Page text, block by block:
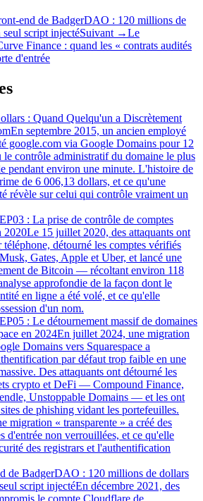
end de BadgerDAO : 120 millions de
seul script injectéSuivant →Le
Finance : quand les « contrats audités
d'entrée
: Quand Quelqu'un a Discrètement
En septembre 2015, un ancien employé
google.com via Google Domains pour 12
le contrôle administratif du domaine le plus
pendant environ une minute. L'histoire de
de 6 006,13 dollars, et ce qu'une
révèle sur celui qui contrôle vraiment un
: La prise de contrôle de comptes
2020Le 15 juillet 2020, des attaquants ont
détourné les comptes vérifiés
Gates, Apple et Uber, et lancé une
de Bitcoin — récoltant environ 118
approfondie de la façon dont le
en ligne a été volé, et ce qu'elle
d'un nom.
: Le détournement massif de domaines
en 2024En juillet 2024, une migration
Domains vers Squarespace a
par défaut trop faible en une
Des attaquants ont détourné les
crypto et DeFi — Compound Finance,
Unstoppable Domains — et les ont
de phishing vidant les portefeuilles.
migration « transparente » a créé des
d'entrée non verrouillées, et ce qu'elle
des registrars et l'authentification
de BadgerDAO : 120 millions de dollars
script injectéEn décembre 2021, des
le compte Cloudflare de